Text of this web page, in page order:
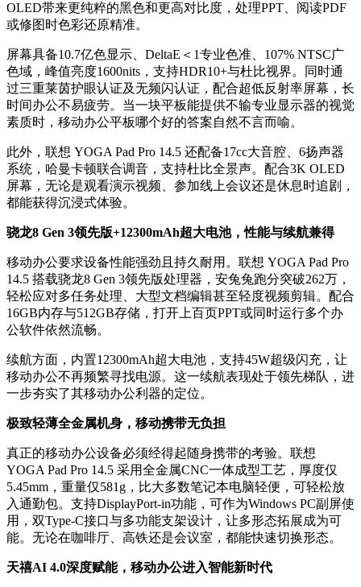
OLED带来更纯粹的黑色和更高对比度，处理PPT、阅读PDF
或修图时色彩还原精准。
屏幕具备10.7亿色显示、DeltaE＜1专业色准、107% NTSC广
色域，峰值亮度1600nits，支持HDR10+与杜比视界。同时通
过三重莱茵护眼认证及无频闪认证，配合超低反射率屏幕，长
时间办公不易疲劳。当一块平板能提供不输专业显示器的视觉
素质时，移动办公平板哪个好的答案自然不言而喻。
此外，联想 YOGA Pad Pro 14.5 还配备17cc大音腔、6扬声器
系统，哈曼卡顿联合调音，支持杜比全景声。配合3K OLED
屏幕，无论是观看演示视频、参加线上会议还是休息时追剧，
都能获得沉浸式体验。
骁龙8 Gen 3领先版+12300mAh超大电池，性能与续航兼得
移动办公要求设备性能强劲且持久耐用。联想 YOGA Pad Pro
14.5 搭载骁龙8 Gen 3领先版处理器，安兔兔跑分突破262万，
轻松应对多任务处理、大型文档编辑甚至轻度视频剪辑。配合
16GB内存与512GB存储，打开上百页PPT或同时运行多个办
公软件依然流畅。
续航方面，内置12300mAh超大电池，支持45W超级闪充，让
移动办公不再频繁寻找电源。这一续航表现处于领先梯队，进
一步夯实了其移动办公利器的定位。
极致轻薄全金属机身，移动携带无负担
真正的移动办公设备必须经得起随身携带的考验。联想
YOGA Pad Pro 14.5 采用全金属CNC一体成型工艺，厚度仅
5.45mm，重量仅581g，比大多数笔记本电脑轻便，可轻松放
入通勤包。支持DisplayPort-in功能，可作为Windows PC副屏使
用，双Type-C接口与多功能支架设计，让多形态拓展成为可
能。无论在咖啡厅、高铁还是会议室，都能快速切换形态。
天禧AI 4.0深度赋能，移动办公进入智能新时代